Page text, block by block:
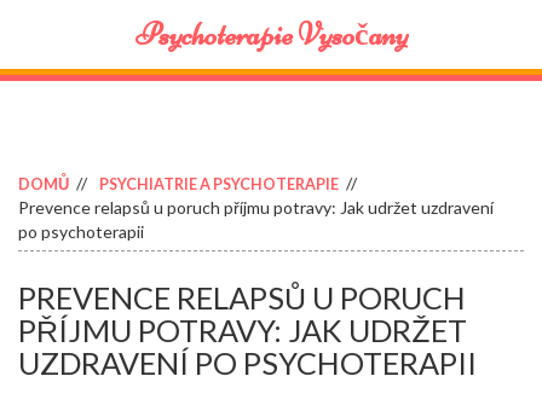
Psychoterapie Vysočany
DOMŮ PSYCHIATRIE A PSYCHOTERAPIE
Prevence relapsů u poruch příjmu potravy: Jak udržet uzdravení
po psychoterapii
PREVENCE RELAPSŮ U PORUCH
PŘÍJMU POTRAVY: JAK UDRŽET
UZDRAVENÍ PO PSYCHOTERAPII